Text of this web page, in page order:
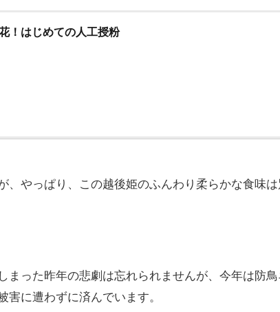
！はじめての人工授粉
やっぱり、この越後姫のふんわり柔らかな食味は
まった昨年の悲劇は忘れられませんが、今年は防
に遭わずに済んでいます。